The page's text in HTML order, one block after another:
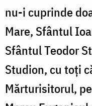
nu-i cuprinde
Mare, Sfântul
Sfântul Teodor
Studion, cu toți
Mărturisitorul,